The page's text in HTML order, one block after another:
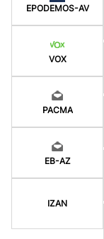
EPODEMOS-AV
VOX
PACMA
EB-AZ
IZAN